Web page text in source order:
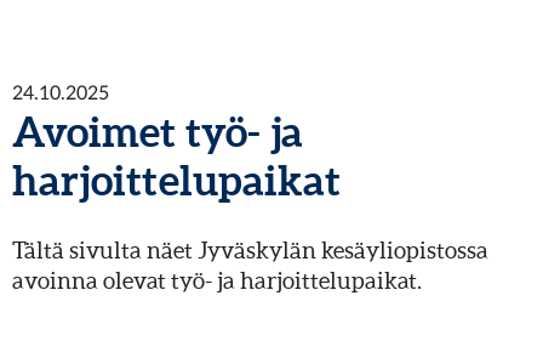
24.10.2025
Avoimet työ- ja
harjoittelupaikat
Tältä sivulta näet Jyväskylän kesäyliopistossa
avoinna olevat työ- ja harjoittelupaikat.